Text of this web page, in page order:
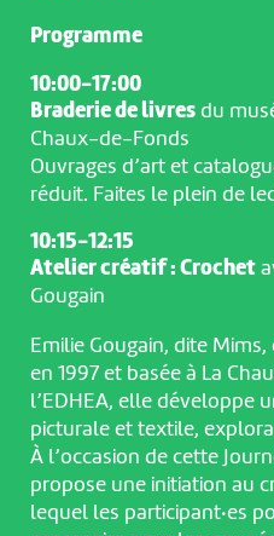
Programme
10:00-17:00
Braderie de livresdu
Chaux-de-Fonds
Ouvrages d’art et
réduit. Faites le plein de
10:15-12:15
Atelier créatif : Crochet
Gougain
Emilie Gougain, dite
en 1997 et basée à La
l’EDHEA, elle développe
picturale et textile,
À l’occasion de cette
propose une initiation au
lequel les participant·es